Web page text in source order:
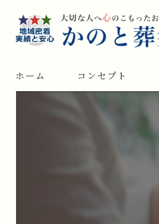
ホーム コンセプト